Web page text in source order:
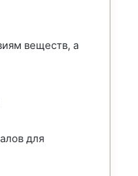
веществ, а
для